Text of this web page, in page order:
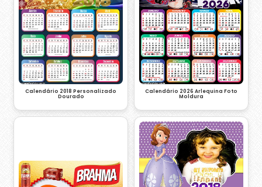
Calendário 2018 Personalizado
Dourado
Calendário 2026 Arlequina Foto
Moldura